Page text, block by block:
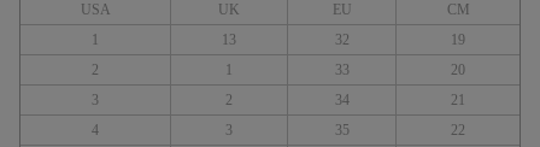
USA UK EU
CM
1
13 32
19
2
1 33
20
3
2 34
21
4
3 35
22